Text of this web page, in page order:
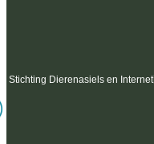
Stichting Dierenasiels en Internet